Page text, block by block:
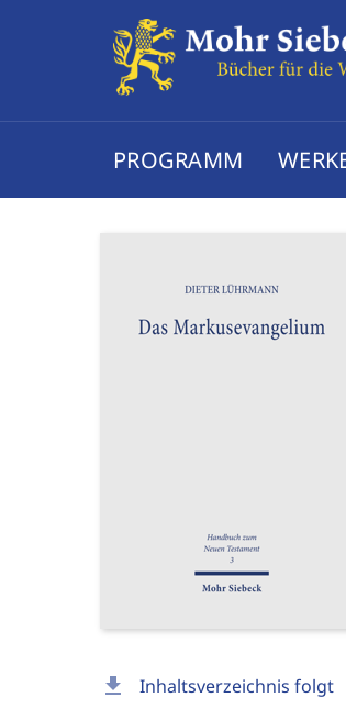
PROGRAMM
download Inhaltsverzeichnis folgt